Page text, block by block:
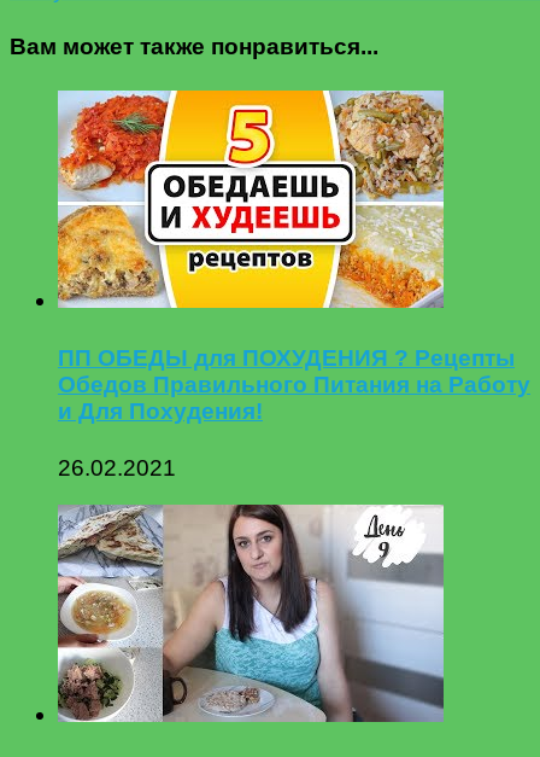
Вам может также понравиться...
ПП ОБЕДЫ для ПОХУДЕНИЯ ? Рецепты
Обедов Правильного Питания на Работу
и Для Похудения!
26.02.2021